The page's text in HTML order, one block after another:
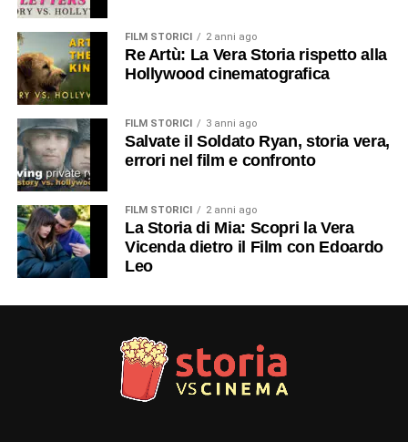
FILM STORICI 2 anni ago
Re Artù: La Vera Storia rispetto alla
Hollywood cinematografica
FILM STORICI 3 anni ago
Salvate il Soldato Ryan, storia vera,
errori nel film e confronto
FILM STORICI 2 anni ago
La Storia di Mia: Scopri la Vera
Vicenda dietro il Film con Edoardo
Leo